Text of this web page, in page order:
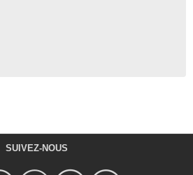
SUIVEZ-NOUS